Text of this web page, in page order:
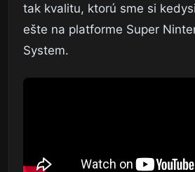
tak kvalitu, ktorú sme si
ešte na platforme Super
System.